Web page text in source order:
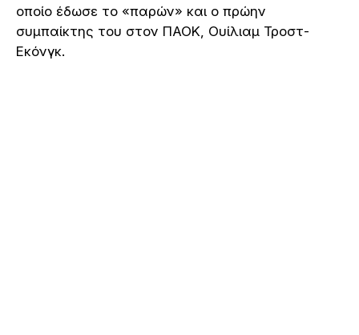
οποίο έδωσε το «παρών» και ο πρώην
συμπαίκτης του στον ΠΑΟΚ, Ουίλιαμ Τροστ-
Εκόνγκ.